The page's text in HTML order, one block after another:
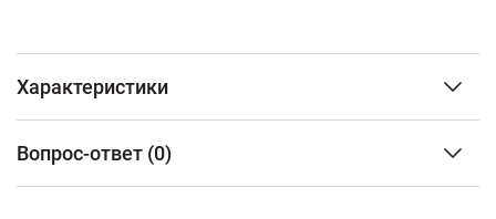
Характеристики
Вес
Вопрос-ответ (0)